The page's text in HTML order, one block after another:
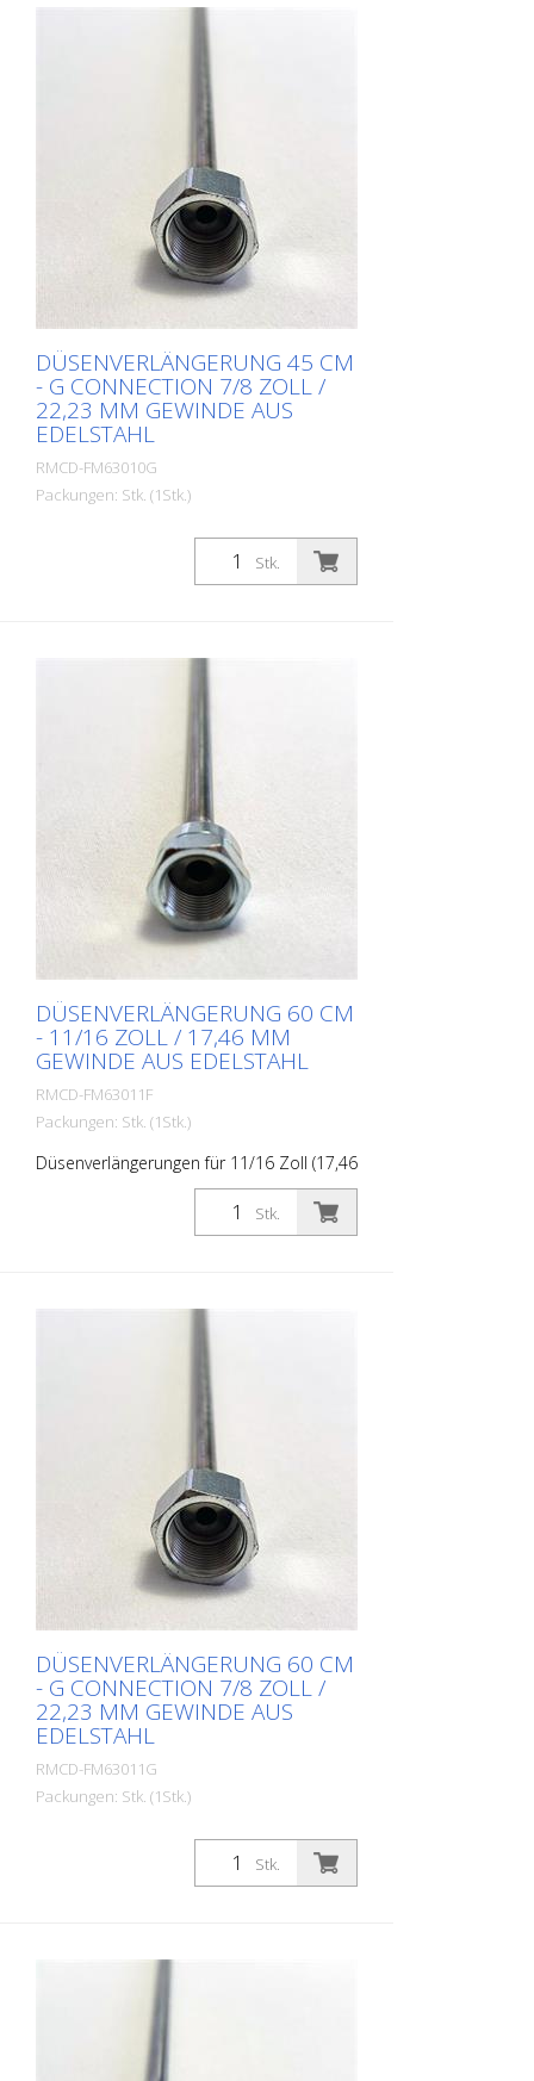
DÜSENVERLÄNGERUNG 45 CM
- G CONNECTION 7/8 ZOLL /
22,23 MM GEWINDE AUS
EDELSTAHL
RMCD-FM63010G
Packungen: Stk. (1Stk.)
Düsenverlängerungen für 7/8 Zoll (22,23
mm) Gewinde. Länge: 45 cm Material:
Edelstahl Anschluss Farbpistole: 11/16
und strapazierfähig. Made in EUROPE!
Stk.
DÜSENVERLÄNGERUNG 60 CM
- 11/16 ZOLL / 17,46 MM
GEWINDE AUS EDELSTAHL
RMCD-FM63011F
Packungen: Stk. (1Stk.)
Düsenverlängerungen für 11/16 Zoll (17,46
mm) Gewinde. Länge: 60 cm Material:
Edelstahl Anschluss Farbpistole: 11/16
Zoll / 17,46 mm Anschluss Düsenhalter:
Stk.
DÜSENVERLÄNGERUNG 60 CM
- G CONNECTION 7/8 ZOLL /
22,23 MM GEWINDE AUS
EDELSTAHL
RMCD-FM63011G
Packungen: Stk. (1Stk.)
Düsenverlängerungen für 7/8 Zoll (22,23
mm) Gewinde. Länge: 60 cm Material:
Edelstahl Anschluss Farbpistole: 11/16
und strapazierfähig. Made in EUROPE!
Stk.